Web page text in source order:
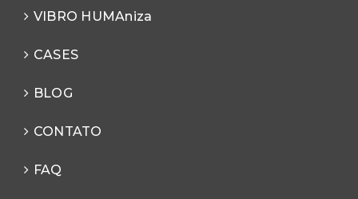
VIBRO HUMAniza
CASES
BLOG
CONTATO
FAQ